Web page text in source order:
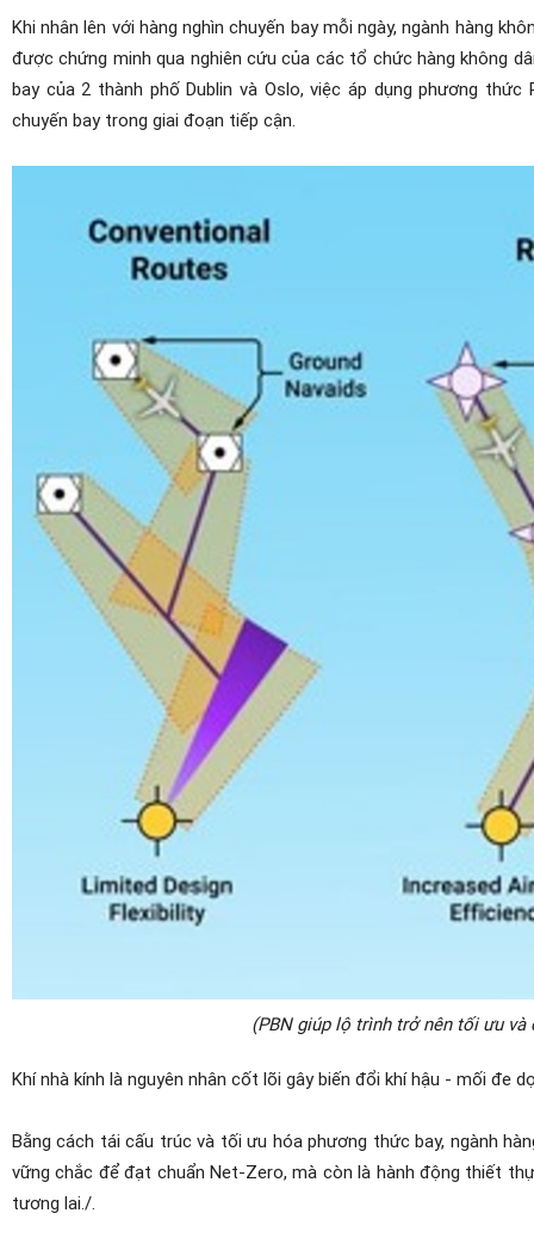
Khi nhân lên với hàng nghìn chuyến bay mỗi ngày, ngành hàng
được chứng minh qua nghiên cứu của các tổ chức hàng không
bay của 2 thành phố Dublin và Oslo, việc áp dụng phương
chuyến bay trong giai đoạn tiếp cận.
(PBN giúp lộ trình trở nên tối ưu
Khí nhà kính là nguyên nhân cốt lõi gây biến đổi khí hậu - mối đe
Bằng cách tái cấu trúc và tối ưu hóa phương thức bay, ngành
vững chắc để đạt chuẩn Net-Zero, mà còn là hành động thiết
tương lai./.